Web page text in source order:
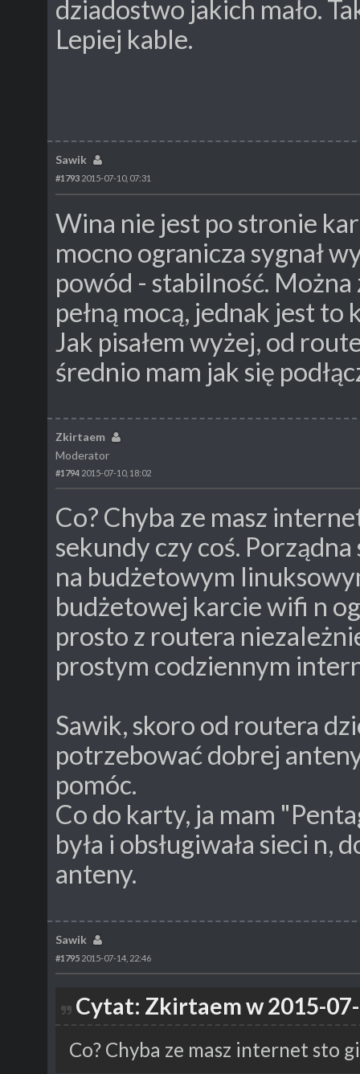
dziadostwo jakich mało.
Lepiej kable.
Sawik
#1793 2015-07-10, 07:31
Wina nie jest po stronie
mocno ogranicza sygnał
powód - stabilność.
pełną mocą, jednak jest to
Jak pisałem wyżej, od
średnio mam jak się
Zkirtaem
Moderator
#1794 2015-07-10, 18:02
Co? Chyba ze masz
sekundy czy coś.
na budżetowym
budżetowej karcie wifi n
prosto z routera
prostym codziennym
Sawik, skoro od routera
potrzebować dobrej
pomóc.
Co do karty, ja mam
była i obsługiwała sieci
anteny.
Sawik
#1795 2015-07-14, 22:46
Cytat: Zkirtaem w 2015-
Co? Chyba ze masz internet sto